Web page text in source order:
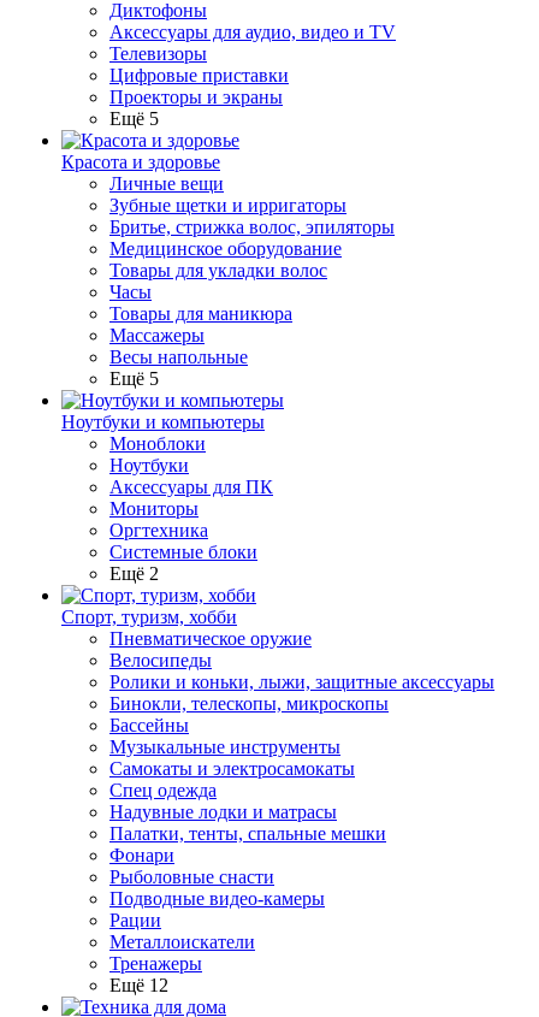
Диктофоны
Аксессуары для аудио, видео и TV
Телевизоры
Цифровые приставки
Проекторы и экраны
Ещё 5
Красота и здоровье
Личные вещи
Зубные щетки и ирригаторы
Бритье, стрижка волос, эпиляторы
Медицинское оборудование
Товары для укладки волос
Часы
Товары для маникюра
Массажеры
Весы напольные
Ещё 5
Ноутбуки и компьютеры
Моноблоки
Ноутбуки
Аксессуары для ПК
Мониторы
Оргтехника
Системные блоки
Ещё 2
Спорт, туризм, хобби
Пневматическое оружие
Велосипеды
Ролики и коньки, лыжи, защитные аксессуары
Бинокли, телескопы, микроскопы
Бассейны
Музыкальные инструменты
Самокаты и электросамокаты
Спец одежда
Надувные лодки и матрасы
Палатки, тенты, спальные мешки
Фонари
Рыболовные снасти
Подводные видео-камеры
Рации
Металлоискатели
Тренажеры
Ещё 12